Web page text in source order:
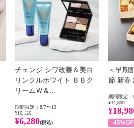
チェンジ シワ改善＆美白
リンクルホワイト ＢＢク
リームＷ＆...
期間限定：8/7〜13
¥16,126
¥6,280(税込)
＜早期
節 新春
期間限定：
¥34,800